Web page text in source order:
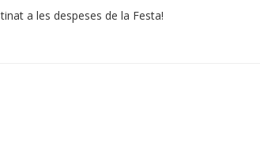
a les despeses de la Festa!